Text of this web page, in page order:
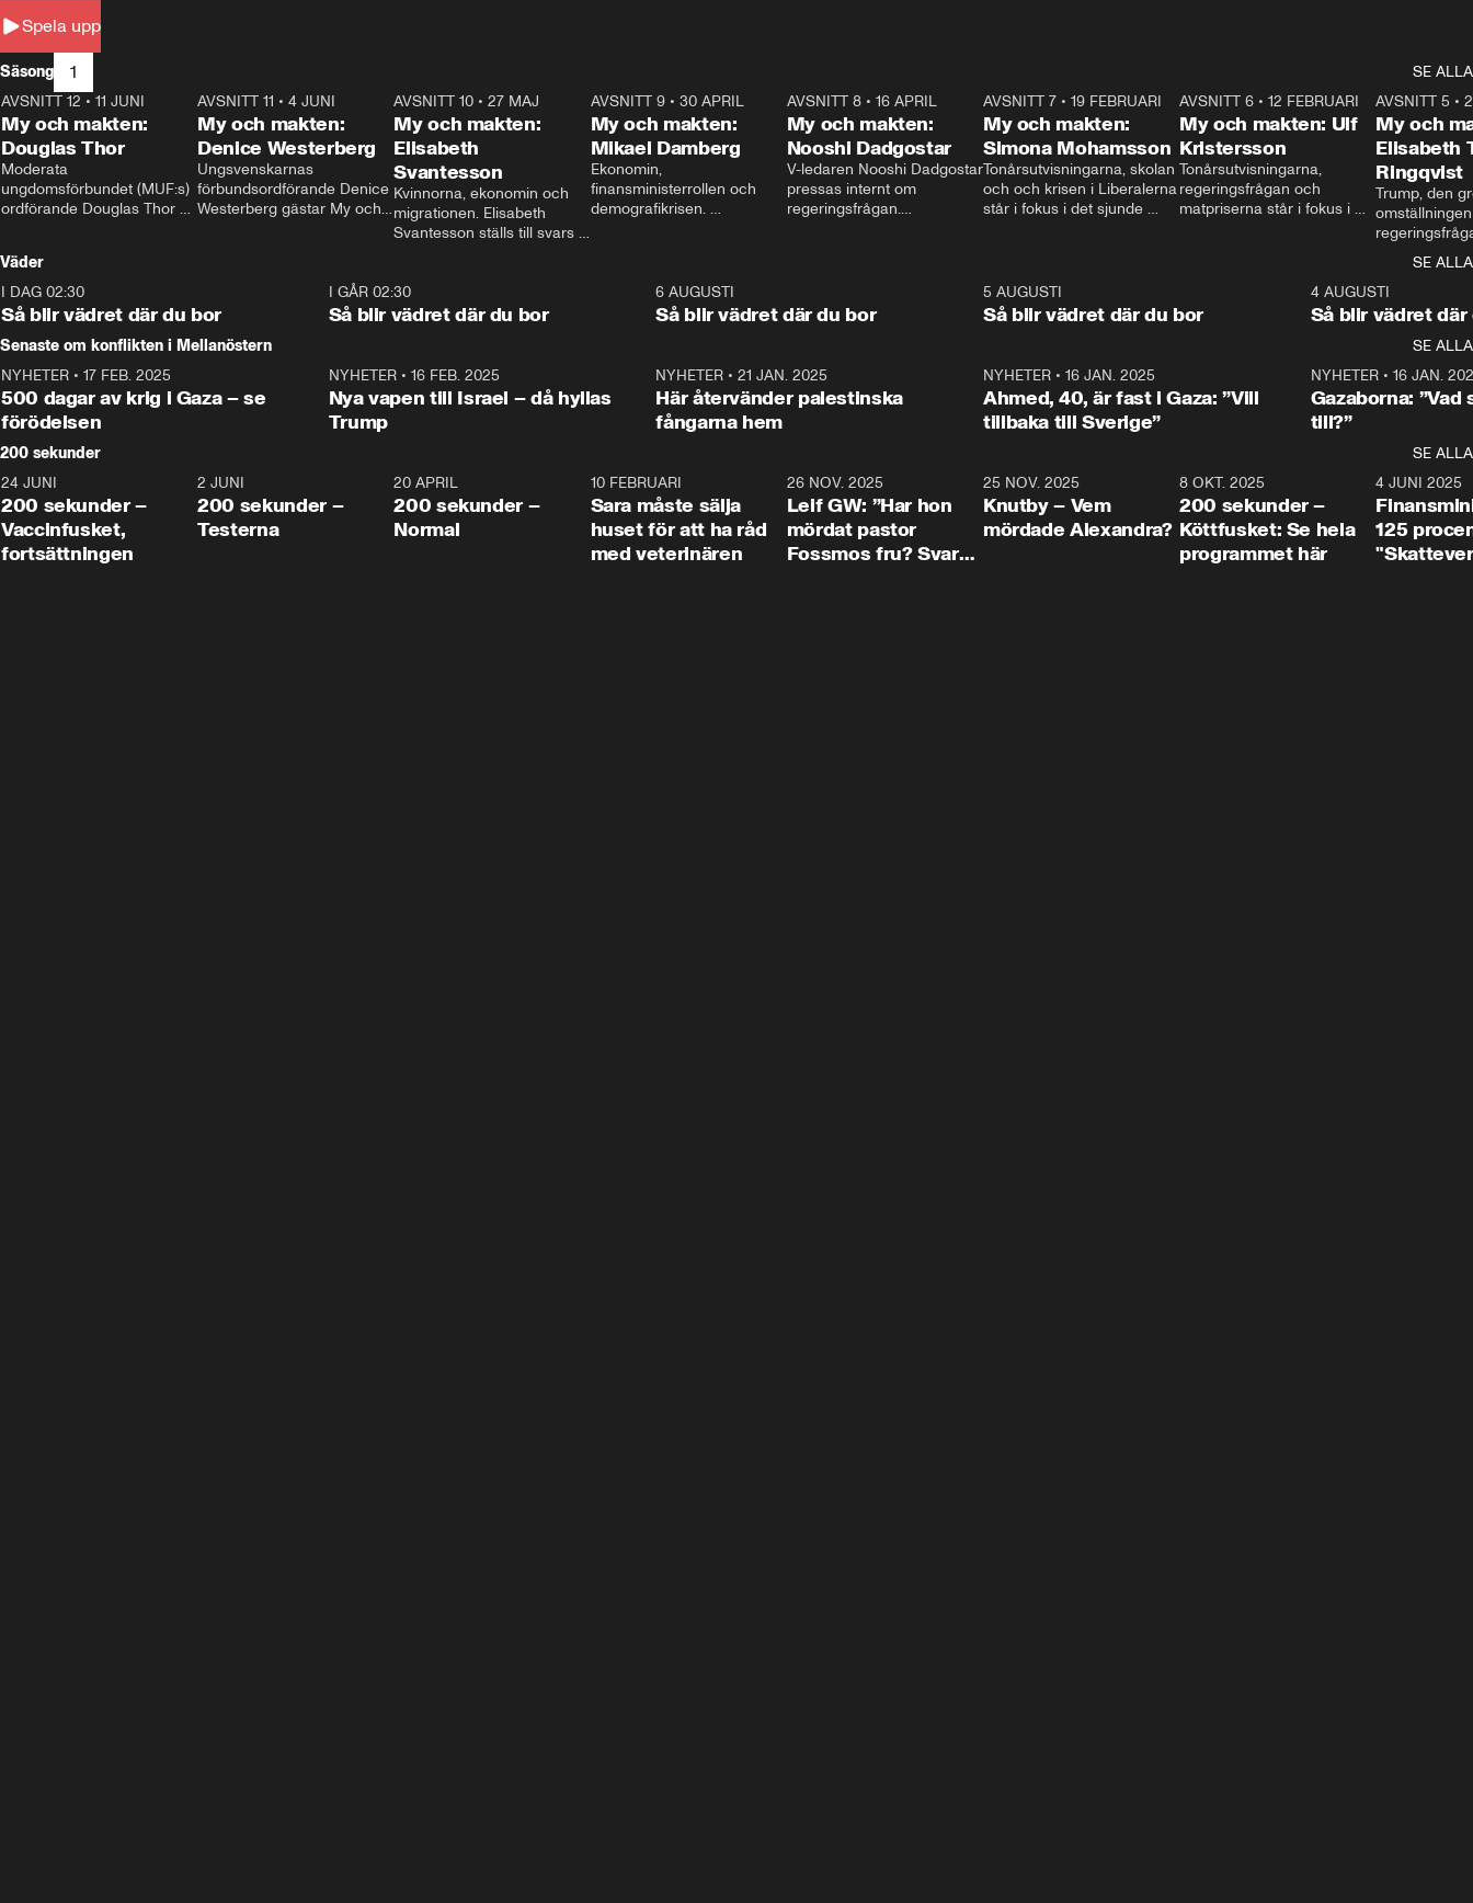
Spela upp
Säsong 1
SE ALLA
26:27
AVSNITT 12 • 11 JUNI
My och makten:
Douglas Thor
Moderata
ungdomsförbundet (MUF:s)
ordförande Douglas Thor
tonårsutvisningarna och hur
Moderaterna ska locka
väljare till valet i höst.
23:40
AVSNITT 11 •4 JUNI
My och makten:
Denice Westerberg
Ungsvenskarnas
förbundsordförande Denice
Westerberg gästar My och
AVSNITT 10 •27 MAJ
My och makten:
Elisabeth
Svantesson
Kvinnorna, ekonomin och
migrationen. Elisabeth
Svantesson ställs till svars
AVSNITT 9• 30 APRIL
My och makten:
Mikael Damberg
Ekonomin,
finansministerrollen och
demografikrisen.
och Makten.
AVSNITT 8• 16 APRIL
My och makten:
Nooshi Dadgostar
V-ledaren Nooshi Dadgostar
pressas internt om
regeringsfrågan.
– Vi ställer upp i val. Ska vi
vara med så sitter vi förstås
24:30
AVSNITT 7• 19 FEBRUARI
My och makten:
Simona Mohamsson
Tonårsutvisningarna, skolan
och och krisen i Liberalerna
står i fokus i det sjunde
kommentator My
Rohwedder ställer
utbildnings- och
Mohamsson till svars.
27:30
AVSNITT 6 •12 FEBRUARI
My och makten: Ulf
Kristersson
Tonårsutvisningarna,
regeringsfrågan och
matpriserna står i fokus i
Rohwedder ställer
statsminister Ulf Kristersson
AVSNITT 5 •
My och
Elisabeth
Ringqvist
Trump, den
centrum i
avsnittet av
Makten”. Se
Aftonbladets
Rohwedder
Thand Ring
Väder
SE ALLA
I DAG 02:30
Så blir vädret där du bor
1:06
I GÅR 02:30
Så blir vädret där du bor
6 AUGUSTI
Så blir vädret där du bor
5 AUGUSTI
Så blir vädret där du bor
4 AUGUSTI
Så blir vädret där
Senaste om konflikten i Mellanöstern
SE ALLA
NYHETER • 17 FEB. 2025
500 dagar av krig i Gaza – se
förödelsen
NYHETER• 16 FEB. 2025
Nya vapen till Israel – då hyllas
Trump
NYHETER •21 JAN. 2025
Här återvänder palestinska
fångarna hem
NYHETER• 16 JAN. 2025
Ahmed, 40, är fast i Gaza: ”Vill
tillbaka till Sverige”
NYHETER• 16 JAN.
Gazaborna:
till?”
200 sekunder
SE ALLA
5:00
24 JUNI
200 sekunder –
Vaccinfusket,
fortsättningen
4:23
2 JUNI
200 sekunder –
Testerna
20 APRIL
200 sekunder –
Normal
10 FEBRUARI
Sara måste sälja
huset för att ha råd
med veterinären
26 NOV. 2025
Leif GW: ”Har hon
mördat pastor
Fossmos fru? Svar
31:05
25 NOV. 2025
Knutby – Vem
mördade Alexandra?
4:29
8 OKT. 2025
200 sekunder –
Köttfusket: Se hela
programmet här
4 JUNI 2025
125